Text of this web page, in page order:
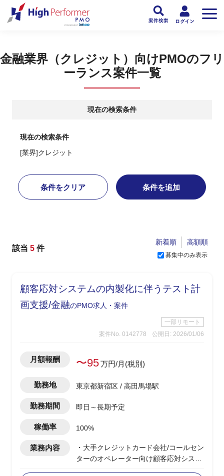
金融業界（クレジット）向けPMOのフリ
ーランス案件一覧
現在の検索条件
現在の検索条件
[業界]クレジット
条件をクリア 条件を追加
該当 5 件
募集中のみ表示
新着順 高額順
顧客応対システムの内製化に伴うテスト計
画支援/金融のPMO求人・案件
一部リモート
案件No. 0142778
公開日: 2026/01/06
月額報酬 〜95万円/月(税別)
勤務地 東京都新宿区 / 高田馬場駅
勤務期間 即日～長期予定
稼働率 100%
業務内容
・大手クレジットカード会社/コールセン
ターのオペレーター向け顧客応対システ